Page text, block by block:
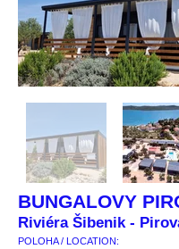
BUNGALOVY
Riviéra Šibenik -
POLOHA / LOCATION: